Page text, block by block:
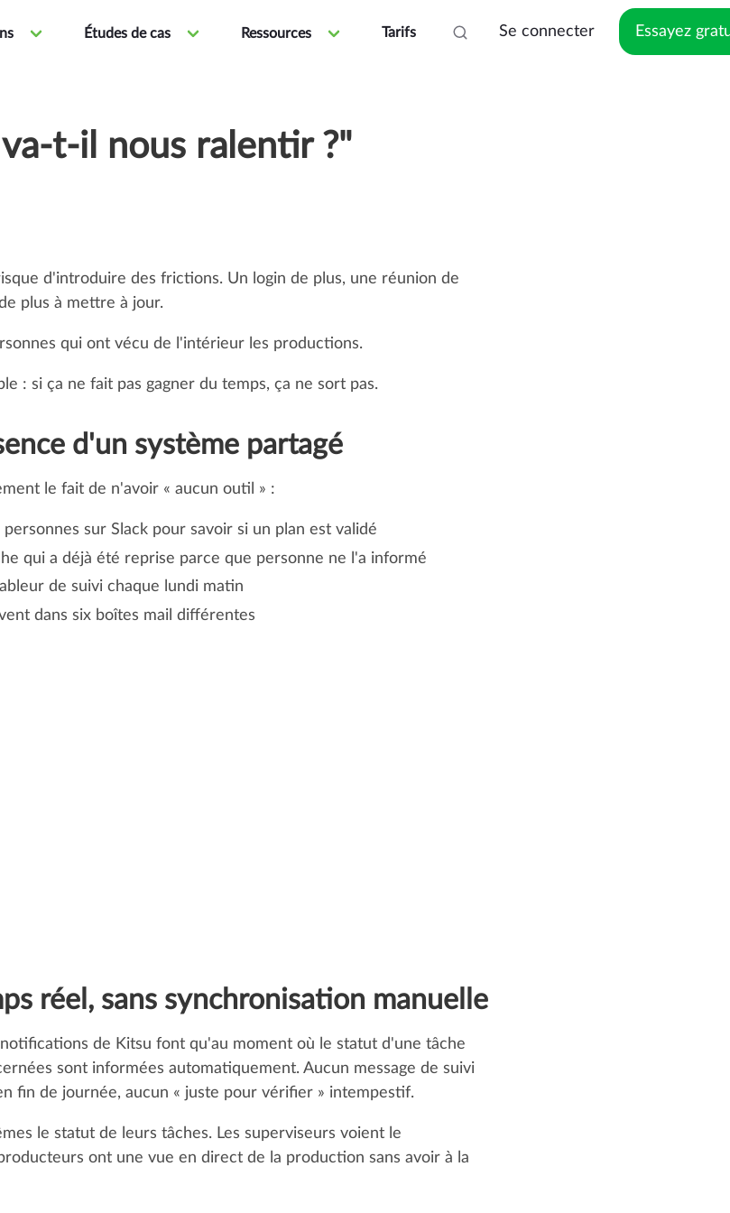
Études de cas Ressources Tarifs Se connecter Essayez
t-il nous ralentir ?"
d'introduire des frictions. Un login de plus, une réunion de
plus à mettre à jour.
qui ont vécu de l'intérieur les productions.
: si ça ne fait pas gagner du temps, ça ne sort pas.
d'un système partagé
le fait de n'avoir « aucun outil » :
sur Slack pour savoir si un plan est validé
qui a déjà été reprise parce que personne ne l'a informé
de suivi chaque lundi matin
dans six boîtes mail différentes
est indiqué sur la plateforme."
Tristan Mercier, Directeur de Production
réel, sans synchronisation manuelle
de Kitsu font qu'au moment où le statut d'une tâche
sont informées automatiquement. Aucun message de suivi
fin de journée, aucun « juste pour vérifier » intempestif.
le statut de leurs tâches. Les superviseurs voient le
ont une vue en direct de la production sans avoir à la